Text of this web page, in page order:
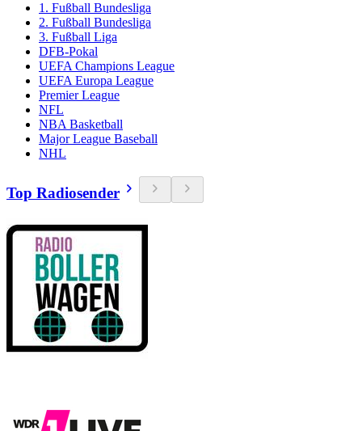
1. Fußball Bundesliga
2. Fußball Bundesliga
3. Fußball Liga
DFB-Pokal
UEFA Champions League
UEFA Europa League
Premier League
NFL
NBA Basketball
Major League Baseball
NHL
Top Radiosender